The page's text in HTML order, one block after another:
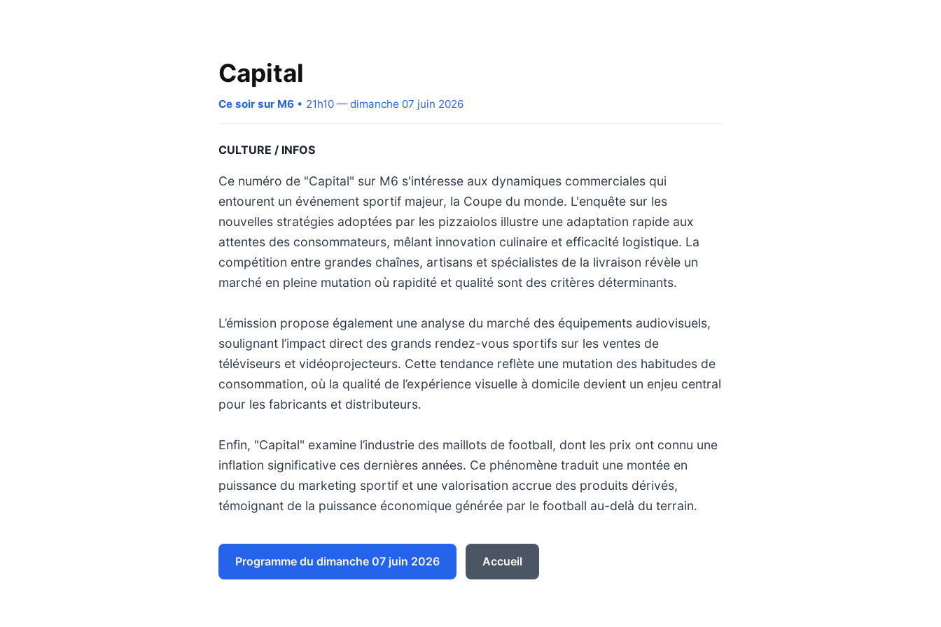
Capital
Ce soir sur M6 • 21h10 — dimanche 07 juin 2026
CULTURE / INFOS
Ce numéro de "Capital" sur M6 s'intéresse aux dynamiques commerciales qui
entourent un événement sportif majeur, la Coupe du monde. L'enquête sur les
nouvelles stratégies adoptées par les pizzaiolos illustre une adaptation rapide aux
attentes des consommateurs, mêlant innovation culinaire et efficacité logistique. La
compétition entre grandes chaînes, artisans et spécialistes de la livraison révèle un
marché en pleine mutation où rapidité et qualité sont des critères déterminants.
L’émission propose également une analyse du marché des équipements audiovisuels,
soulignant l’impact direct des grands rendez-vous sportifs sur les ventes de
téléviseurs et vidéoprojecteurs. Cette tendance reflète une mutation des habitudes de
consommation, où la qualité de l’expérience visuelle à domicile devient un enjeu central
pour les fabricants et distributeurs.
Enfin, "Capital" examine l’industrie des maillots de football, dont les prix ont connu une
inflation significative ces dernières années. Ce phénomène traduit une montée en
puissance du marketing sportif et une valorisation accrue des produits dérivés,
témoignant de la puissance économique générée par le football au-delà du terrain.
Programme du dimanche 07 juin 2026 Accueil